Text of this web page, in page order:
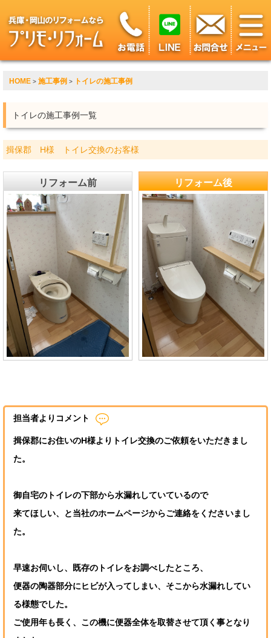
HOME > 施工事例 > トイレの施工事例
トイレの施工事例一覧
揖保郡 H様 トイレ交換のお客様
リフォーム前 リフォーム後
担当者よりコメント
揖保郡にお住いのH様よりトイレ交換のご依頼をいただきまし
た。
御自宅のトイレの下部から水漏れしていているので
来てほしい、と当社のホームページからご連絡をくださいまし
た。
早速お伺いし、既存のトイレをお調べしたところ、
便器の陶器部分にヒビが入ってしまい、そこから水漏れしてい
る様態でした。
ご使用年も長く、この機に便器全体を取替させて頂く事となり